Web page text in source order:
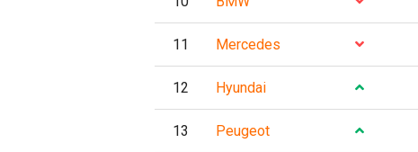
11 Mercedes
12 Hyundai
13 Peugeot